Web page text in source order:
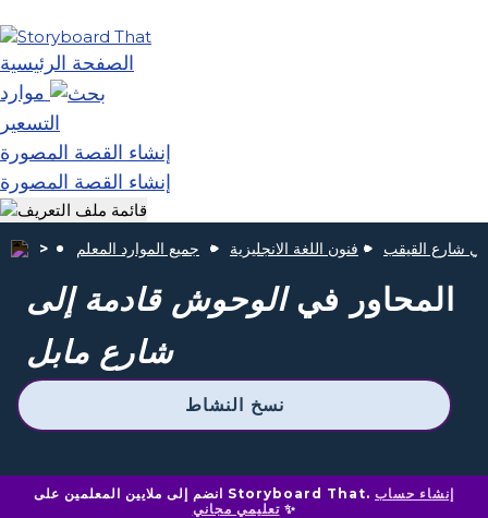
الصفحة الرئيسية
موارد
التسعير
إنشاء القصة المصورة
إنشاء القصة المصورة
جميع الموارد المعلم فنون اللغة الانجليزية شارع القيقب
المحاور فيالوحوش قادمة إلى
شارع مابل
نسخ النشاط
انضم إلى ملايين المعلمين على Storyboard That. إنشاء حساب
تعليمي مجاني✨